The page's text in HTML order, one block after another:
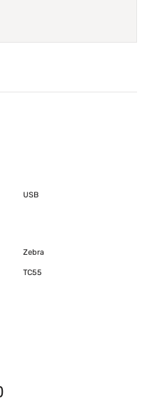
производительности и
USB
Zebra
TC55